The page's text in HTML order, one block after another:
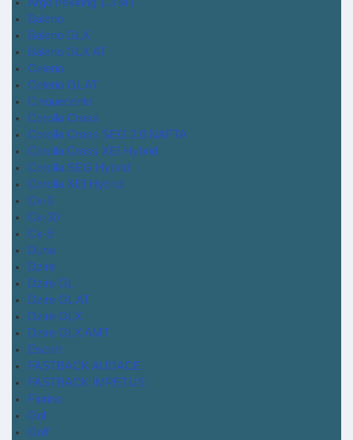
Baleno
Baleno GLX
Baleno GLX AT
Celerio
Celerio GL AT
Cinquecento
Corolla Cross
Corolla Cross SEG 2.0 NAFTA
Corolla Cross XEI Hybrid
Corolla SEG Hybrid
Corolla XEI Hybrid
Cx-3
Cx-30
Cx-9
Duna
Dzire
Dzire GL
Dzire GL AT
Dzire GLX
Dzire GLX AMT
Escort
FASTBACK AUDACE
FASTBACK IMPETUS
Fiorino
Gol
Golf